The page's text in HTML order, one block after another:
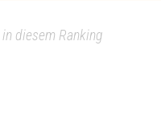
diesem Ranking